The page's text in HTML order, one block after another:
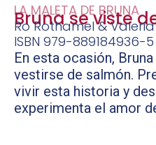
LA MALETA DE BRUNA
Bruna se viste
Ro Rothamel &
ISBN 979-889184936-5
En esta ocasión,
vestirse de salmón.
vivir esta historia y
experimenta el amor